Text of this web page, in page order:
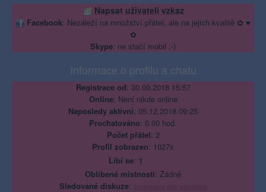
Napsat uživateli vzkaz
Facebook: Nezáleží na množství přátel, ale na jejich kvalitě ✿ ♥
✿
Skype: ne stačí mobil :-)
Informace o profilu a chatu
Registrace od: 30.09.2018 15:57
Online: Není nikde online
Naposledy aktivní: 05.12.2018 09:25
Prochatováno: 0.00 hod.
Počet přátel: 2
Profil zobrazen: 1027x
Líbí se: 1
Oblibené místnosti: Žádné
Sledované diskuze: